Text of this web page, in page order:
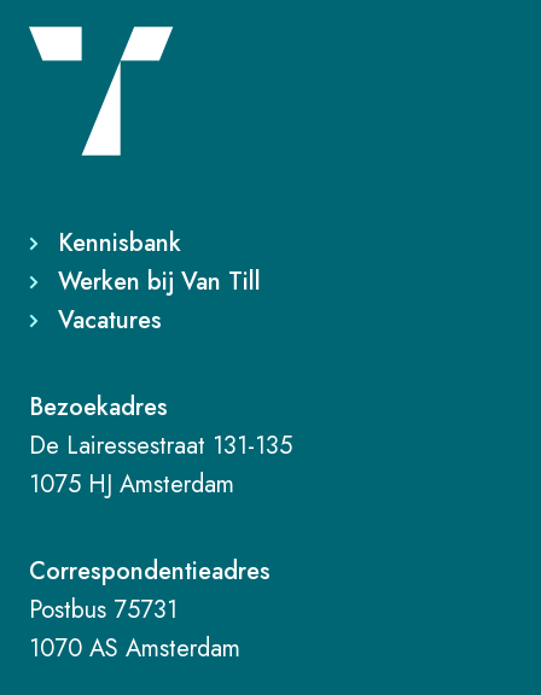
Kennisbank
Werken bij Van Till
Vacatures
Bezoekadres
De Lairessestraat 131-135
1075 HJ Amsterdam
Correspondentieadres
Postbus 75731
1070 AS Amsterdam